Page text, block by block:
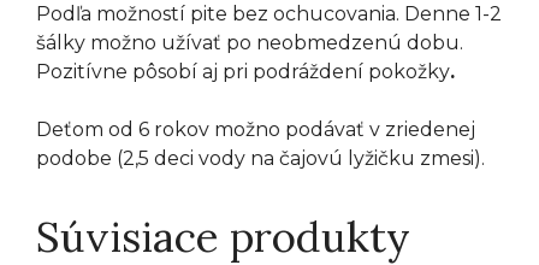
Podľa možností pite bez ochucovania. Denne 1-2
šálky možno užívať po neobmedzenú dobu.
Pozitívne pôsobí aj pri podráždení pokožky.
Deťom od 6 rokov možno podávať v zriedenej
podobe (2,5 deci vody na čajovú lyžičku zmesi).
Súvisiace produkty